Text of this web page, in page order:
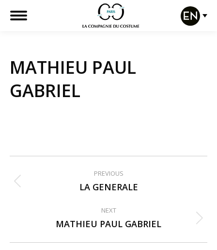
MATHIEU PAUL
GABRIEL
navigation
PREVIOUS
Previous
LA GENERALE
NEXT
Next
MATHIEU PAUL GABRIEL